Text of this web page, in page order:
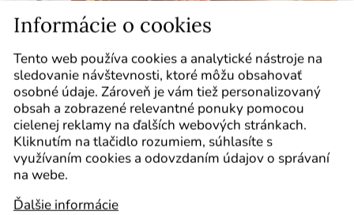
Kurz:Ajurvédska masáž –
tradičná indická masáž
Dátum: 2025/12
Informácie o cookies
Tento web používa cookies a analytické nástroje na
sledovanie návštevnosti, ktoré môžu obsahovať
osobné údaje. Zároveň je vám tiež personalizovaný
obsah a zobrazené relevantné ponuky pomocou
cielenej reklamy na ďalších webových stránkach.
Kliknutím na tlačidlo rozumiem, súhlasíte s
využívaním cookies a odovzdaním údajov o správaní
na webe.
Ďalšie informácie